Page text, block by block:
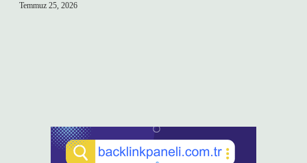
Temmuz 25, 2026